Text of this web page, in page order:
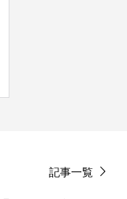
記事一覧